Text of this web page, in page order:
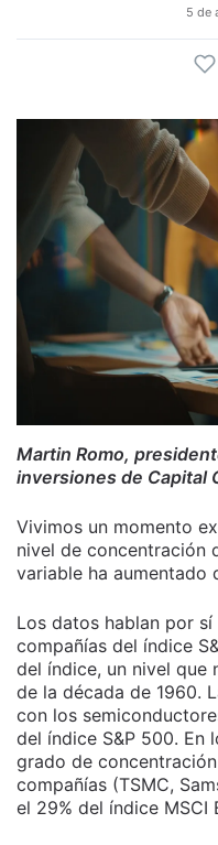
5 de
Martin Romo,
inversiones de Capital
Vivimos un momento
nivel de concentración
variable ha aumentado
Los datos hablan por
compañías del índice
del índice, un nivel que
de la década de 1960.
con los
del índice S&P 500. En
grado de
compañías (TSMC,
el 29% del índice MSCI